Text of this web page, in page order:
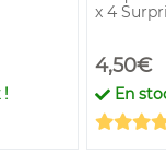
x 4
4,50€
En